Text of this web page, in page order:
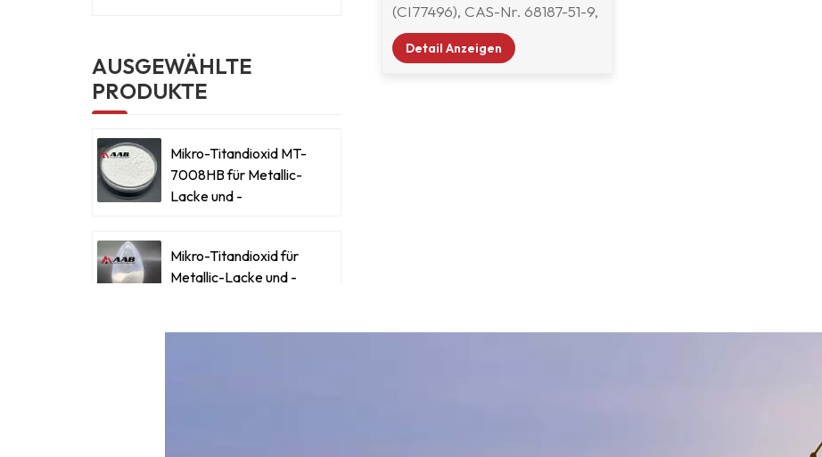
(CI77496), CAS-Nr. 68187-51-9,
die ist ein braunes Mischoxid
aus Zink(II) und Eisen(III) mit
mäßige Opazität und
Detail Anzeigen
AUSGEWÄHLTE
PRODUKTE
Mikro-Titandioxid MT-
7008HB für Metallic-
Lacke und -
Mikro-Titandioxid für
Metallic-Lacke und -